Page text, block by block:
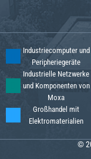
Industriecomputer und
Peripheriegeräte
Industrielle Netzwerke
und Komponenten von
Moxa
Großhandel mit
Elektromaterialien
©